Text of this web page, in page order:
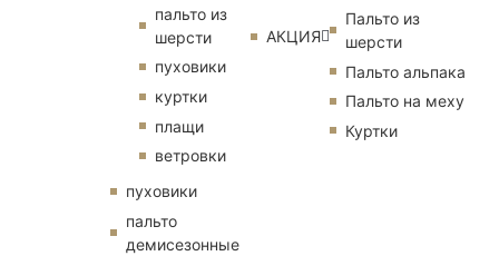
пальто из
шерсти
пуховики
куртки
плащи
ветровки
пуховики
пальто
демисезонные
АКЦИЯ
Пальто из
шерсти
Пальто альпака
Пальто на меху
Куртки